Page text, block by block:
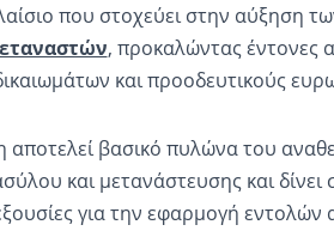
που στοχεύει στην αύξηση
, προκαλώντας έντονες
και προοδευτικούς
αποτελεί βασικό πυλώνα του
και μετανάστευσης και δίνει
για την εφαρμογή